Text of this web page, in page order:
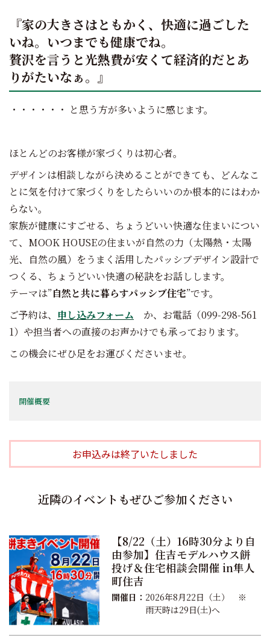
『家の大きさはともかく、快適に過ごした
いね。いつまでも健康でね。
贅沢を言うと光熱費が安くて経済的だとあ
りがたいなぁ。』
・・・・・・ と思う方が多いように感じます。
ほとんどのお客様が家づくりは初心者。
デザインは相談しながら決めることができても、どんなこ
とに気を付けて家づくりをしたらいいのか根本的にはわか
らない。
家族が健康にすごせる、ちょうどいい快適な住まいについ
て、MOOK HOUSEの住まいが自然の力（太陽熱・太陽
光、自然の風）をうまく活用したパッシブデザイン設計で
つくる、ちょうどいい快適の秘訣をお話しします。
テーマは”自然と共に暮らすパッシブ住宅”です。
ご予約は、 申し込みフォーム か、お電話（099-298-561
1）や担当者への直接のお声かけでも承っております。
この機会にぜひ足をお運びくださいませ。
開催概要
お申込みは終了いたしました
近隣のイベントもぜひご参加ください
【8/22（土）16時30分より自
由参加】住吉モデルハウス餅
投げ＆住宅相談会開催 in隼人
町住吉
開催日： 2026年8月22日（土） ※
雨天時は29日(土)へ